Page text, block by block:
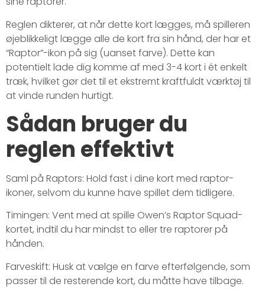
Reglen dikterer, at når dette kort lægges, må spilleren
øjeblikkeligt lægge alle de kort fra sin hånd, der har et
“Raptor”-ikon på sig (uanset farve). Dette kan
potentielt lade dig komme af med 3-4 kort i ét enkelt
træk, hvilket gør det til et ekstremt kraftfuldt værktøj til
at vinde runden hurtigt.
Sådan bruger du
reglen effektivt
Saml på Raptors: Hold fast i dine kort med raptor-
ikoner, selvom du kunne have spillet dem tidligere.
Timingen: Vent med at spille Owen’s Raptor Squad-
kortet, indtil du har mindst to eller tre raptorer på
hånden.
Farveskift: Husk at vælge en farve efterfølgende, som
passer til de resterende kort, du måtte have tilbage.